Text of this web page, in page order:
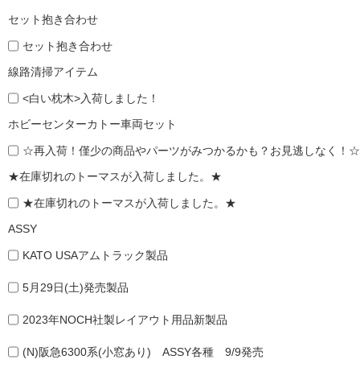
セット抱き合わせ
セット抱き合わせ
線路清掃アイテム
<白い枕木>入荷しました！
ホビーセンターカトー車両セット
☆再入荷！僅少の商品やパーツがみつかるかも？お見逃しなく！☆
★在庫切れのトーマスが入荷しました。★
★在庫切れのトーマスが入荷しました。★
ASSY
KATO USAアムトラック製品
5月29日(土)発売製品
2023年NOCH社製レイアウト用品新製品
(N)阪急6300系(小窓あり) ASSY各種 9/9発売